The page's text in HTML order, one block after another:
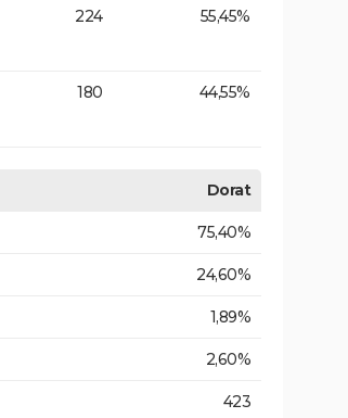
224 55,45%
180 44,55%
Dorat
75,40%
24,60%
1,89%
2,60%
423